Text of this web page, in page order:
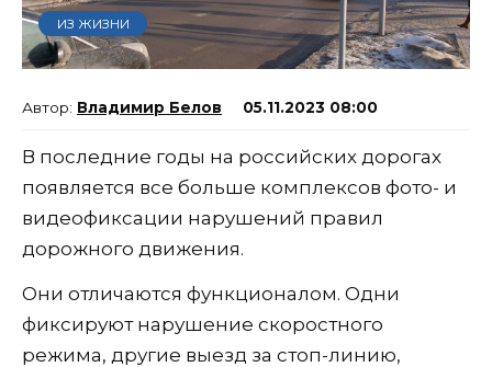
ИЗ ЖИЗНИ
Владимир Белов 05.11.2023 08:00
В последние годы на российских дорогах
появляется все больше комплексов фото- и
видеофиксации нарушений правил
дорожного движения.
Они отличаются функционалом. Одни
фиксируют нарушение скоростного
режима, другие выезд за стоп-линию,